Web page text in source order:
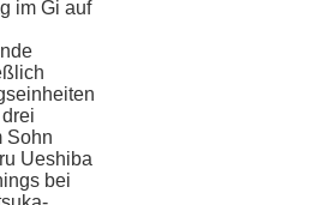
im Gi auf
Sohn
Ueshiba
bei